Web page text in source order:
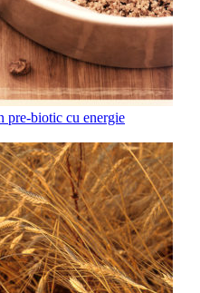
pre-biotic cu energie